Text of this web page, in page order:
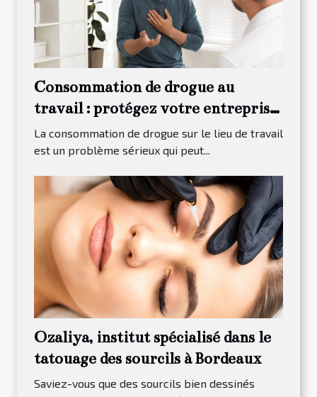
Consommation de drogue au
travail : protégez votre entreprise
grâce au dépistage
La consommation de drogue sur le lieu de travail
est un problème sérieux qui peut...
Ozaliya, institut spécialisé dans le
tatouage des sourcils à Bordeaux
Saviez-vous que des sourcils bien dessinés